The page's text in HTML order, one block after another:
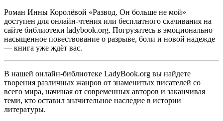
Роман Инны Королёвой «Развод. Он больше не мой»
доступен для онлайн-чтения или бесплатного скачивания на
сайте библиотеки ladybook.org. Погрузитесь в эмоционально
насыщенное повествование о разрыве, боли и новой надежде
— книга уже ждёт вас.
В нашей онлайн-библиотеке LadyBook.org вы найдете
творения различных жанров от знаменитых писателей со
всего мира, начиная от современных авторов и заканчивая
теми, кто оставил значительное наследие в истории
литературы.